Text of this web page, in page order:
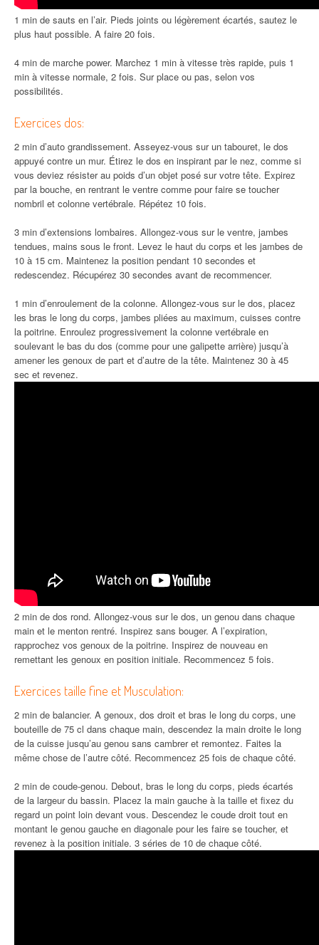
1 min de sauts en l’air. Pieds joints ou légèrement écartés, sautez le
plus haut possible. A faire 20 fois.
4 min de marche power. Marchez 1 min à vitesse très rapide, puis 1
min à vitesse normale, 2 fois. Sur place ou pas, selon vos
possibilités.
Exercices dos:
2 min d’auto grandissement. Asseyez-vous sur un tabouret, le dos
appuyé contre un mur. Étirez le dos en inspirant par le nez, comme si
vous deviez résister au poids d’un objet posé sur votre tête. Expirez
par la bouche, en rentrant le ventre comme pour faire se toucher
nombril et colonne vertébrale. Répétez 10 fois.
3 min d’extensions lombaires. Allongez-vous sur le ventre, jambes
tendues, mains sous le front. Levez le haut du corps et les jambes de
10 à 15 cm. Maintenez la position pendant 10 secondes et
redescendez. Récupérez 30 secondes avant de recommencer.
1 min d’enroulement de la colonne. Allongez-vous sur le dos, placez
les bras le long du corps, jambes pliées au maximum, cuisses contre
la poitrine. Enroulez progressivement la colonne vertébrale en
soulevant le bas du dos (comme pour une galipette arrière) jusqu’à
amener les genoux de part et d’autre de la tête. Maintenez 30 à 45
sec et revenez.
2 min de dos rond. Allongez-vous sur le dos, un genou dans chaque
main et le menton rentré. Inspirez sans bouger. A l’expiration,
rapprochez vos genoux de la poitrine. Inspirez de nouveau en
remettant les genoux en position initiale. Recommencez 5 fois.
Exercices taille fine et Musculation:
2 min de balancier. A genoux, dos droit et bras le long du corps, une
bouteille de 75 cl dans chaque main, descendez la main droite le long
de la cuisse jusqu’au genou sans cambrer et remontez. Faites la
même chose de l’autre côté. Recommencez 25 fois de chaque côté.
2 min de coude-genou. Debout, bras le long du corps, pieds écartés
de la largeur du bassin. Placez la main gauche à la taille et fixez du
regard un point loin devant vous. Descendez le coude droit tout en
montant le genou gauche en diagonale pour les faire se toucher, et
revenez à la position initiale. 3 séries de 10 de chaque côté.